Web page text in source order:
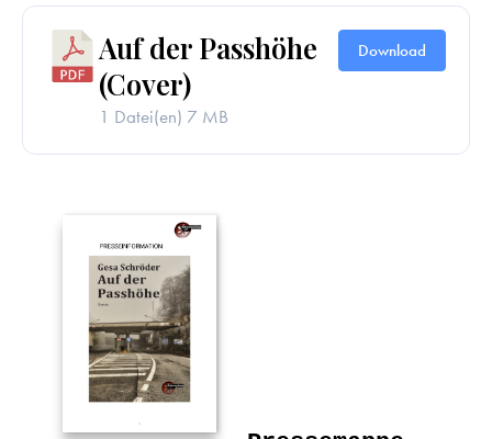
Auf der Passhöhe
(Cover)
1 Datei(en) 7 MB
Download